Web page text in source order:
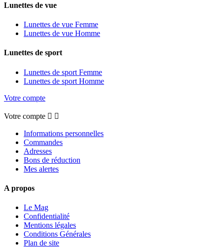
Lunettes de vue
Lunettes de vue Femme
Lunettes de vue Homme
Lunettes de sport
Lunettes de sport Femme
Lunettes de sport Homme
Votre compte
Votre compte  
Informations personnelles
Commandes
Adresses
Bons de réduction
Mes alertes
A propos
Le Mag
Confidentialité
Mentions légales
Conditions Générales
Plan de site